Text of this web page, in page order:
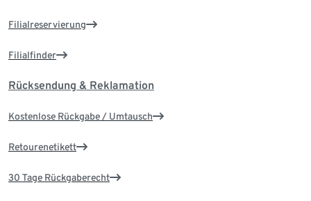
Filialreservierung
Filialfinder
Rücksendung & Reklamation
Kostenlose Rückgabe / Umtausch
Retourenetikett
30 Tage Rückgaberecht